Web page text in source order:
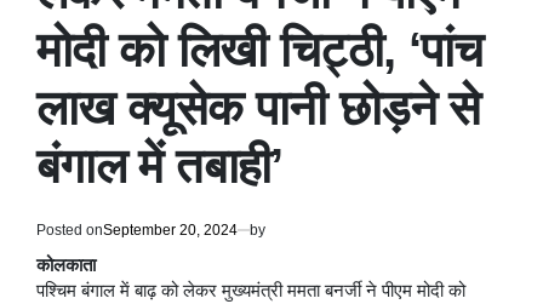
मोदी को लिखी चिट्ठी, ‘पांच
लाख क्यूसेक पानी छोड़ने से
बंगाल में तबाही’
Posted onSeptember 20, 2024 by
कोलकाता
पश्चिम बंगाल में बाढ़ को लेकर मुख्यमंत्री ममता बनर्जी ने पीएम मोदी को